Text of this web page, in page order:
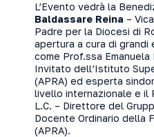
L’Evento vedrà la
Baldassare Reina –
Padre per la Diocesi di
apertura a cura di grandi
come Prof.ssa
Invitato dell’Istituto
(APRA) ed esperta
livello internazionale e il
L.C. – Direttore del
Docente Ordinario della
(APRA).